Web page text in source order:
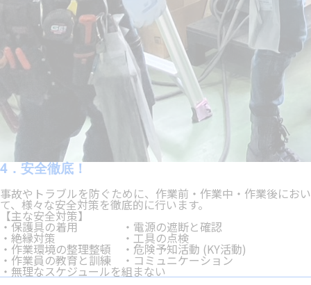
4．安全徹底！
事故やトラブルを防ぐために、作業前・作業中・作業後におい
て、様々な安全対策を徹底的に行います。
【主な安全対策】
・保護具の着用 ・電源の遮断と確認
・絶縁対策 ・工具の点検
・作業環境の整理整頓 ・危険予知活動 (KY活動)
・作業員の教育と訓練 ・コミュニケーション
・無理なスケジュールを組まない